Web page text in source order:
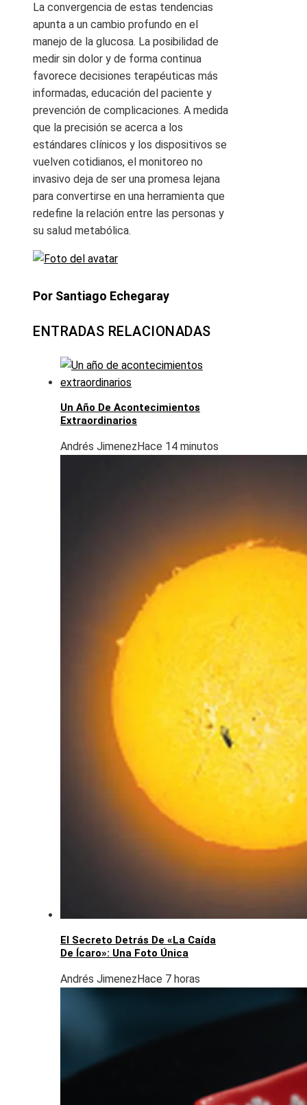
La convergencia de estas tendencias
apunta a un cambio profundo en el
manejo de la glucosa. La posibilidad de
medir sin dolor y de forma continua
favorece decisiones terapéuticas más
informadas, educación del paciente y
prevención de complicaciones. A medida
que la precisión se acerca a los
estándares clínicos y los dispositivos se
vuelven cotidianos, el monitoreo no
invasivo deja de ser una promesa lejana
para convertirse en una herramienta que
redefine la relación entre las personas y
su salud metabólica.
Por Santiago Echegaray
ENTRADAS RELACIONADAS
Un Año De Acontecimientos
Extraordinarios
Andrés JimenezHace 14 minutos
El Secreto Detrás De «La Caída
De Ícaro»: Una Foto Única
Andrés JimenezHace 7 horas